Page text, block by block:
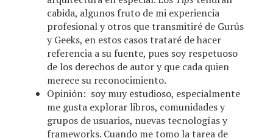
cabida, algunos fruto de mi experiencia
profesional y otros que transmitiré de Gurús
y Geeks, en estos casos trataré de hacer
referencia a su fuente, pues soy respetuoso
de los derechos de autor y que cada quien
merece su reconocimiento.
Opinión: soy muy estudioso, especialmente
me gusta explorar libros, comunidades y
grupos de usuarios, nuevas tecnologías y
frameworks. Cuando me tomo la tarea de